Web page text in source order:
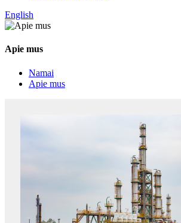
English
Apie mus
Namai
Apie mus